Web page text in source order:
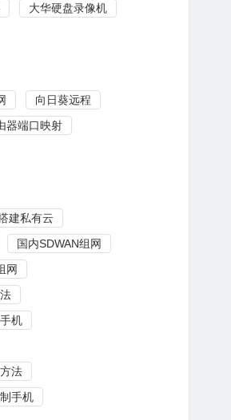
大华硬盘录像机
向日葵远程
器端口映射
建私有云
国内SDWAN组网
网
机
法
手机